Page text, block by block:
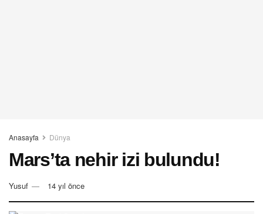
Anasayfa Dünya
Mars’ta nehir izi bulundu!
Yusuf 14 yıl önce